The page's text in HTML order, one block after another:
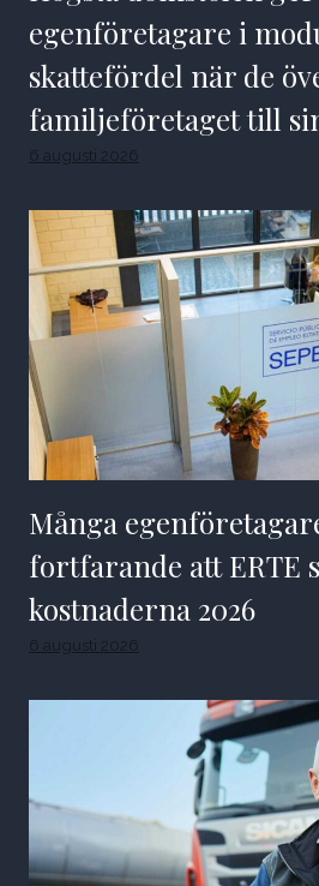
egenföretagare i
skattefördel när de
familjeföretaget till
6 augusti 2026
Många
fortfarande att ERTE
kostnaderna 2026
6 augusti 2026